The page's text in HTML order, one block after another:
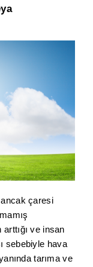
çaresi
ve insan
sebebiyle hava
tarıma ve